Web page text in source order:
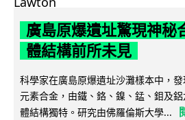
廣島原爆遺址驚現神秘
體結構前所未見
科學家在廣島原爆遺址沙灘樣本中，
元素合金，由鐵、鉻、鎳、錳、鉬及
體結構獨特。研究由佛羅倫斯大學...